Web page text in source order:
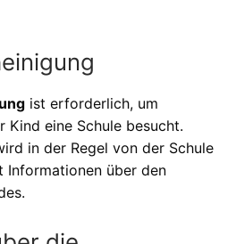
ist erforderlich, um
Kind eine Schule besucht.
in der Regel von der Schule
Informationen über den